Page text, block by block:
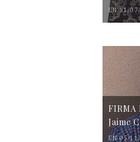
EN 31/07/
FIRMA
Jaime
EN 05/